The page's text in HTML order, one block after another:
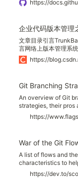
文章目录引言
言网络上版本管理系
占了较大的优势。不
为大家无论是用SVN
择合适的模型。不过
https://
An overview of Git
strategies, their pros
and how to choose
for you.
War of the Git
A list of flows and
characteristics to
decide what will
your team, or to help